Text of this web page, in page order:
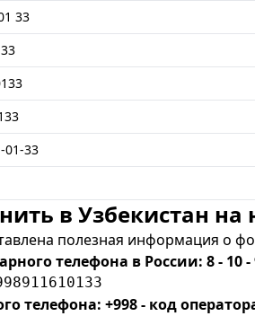
33
01-33
в Узбекистан на
полезная информация о
телефона в России: 8 - 10
телефона: +998 - код